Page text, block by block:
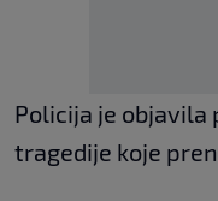
Policija je
tragedije koje